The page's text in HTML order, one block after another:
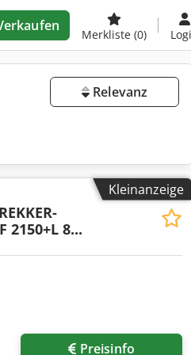
Merkliste (0)
Relevanz
Kleinanzeige
2150+L 8...
Preisinfo